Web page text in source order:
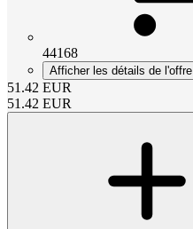
44168
Afficher les détails de l'offre
51.42 EUR
51.42 EUR